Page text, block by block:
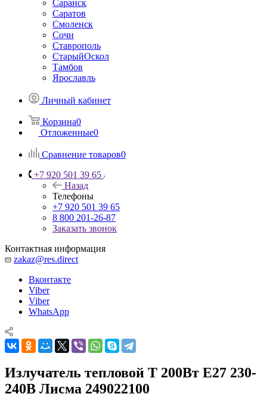
Саранск
Саратов
Смоленск
Сочи
Ставрополь
СтарыйОскол
Тамбов
Ярославль
Личный кабинет
Корзина0
Отложенные0
Сравнение товаров0
+7 920 501 39 65
Назад
Телефоны
+7 920 501 39 65
8 800 201-26-87
Заказать звонок
Контактная информация
zakaz@res.direct
Вконтакте
Viber
Viber
WhatsApp
Излучатель тепловой Т 200Вт E27 230-
240В Лисма 249022100